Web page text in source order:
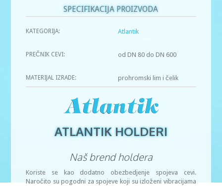
SPECIFIKACIJA PROIZVODA
KATEGORIJA: Atlantik
PREČNIK CEVI: od DN 80 do DN 600
MATERIJAL IZRADE: prohromski lim i čelik
ATLANTIK HOLDERI
Naš brend holdera
Koriste se kao dodatno obezbedjenje spojeva cevi.
Naročito su pogodni za spojeve koji su izloženi vibracijama